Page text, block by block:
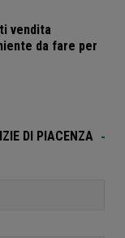
vendita
da fare per
DI PIACENZA